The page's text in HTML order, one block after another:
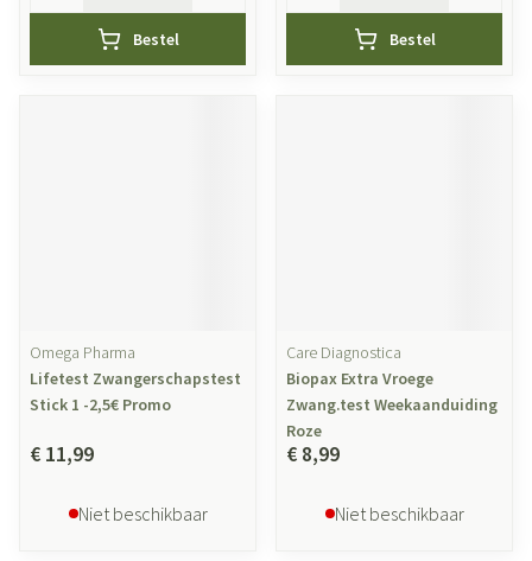
Bestel Bestel
Omega Pharma
Lifetest Zwangerschapstest
Stick 1 -2,5€ Promo
€ 11,99
Niet beschikbaar
Care Diagnostica
Biopax Extra Vroege
Zwang.test Weekaanduiding
Roze
€ 8,99
Niet beschikbaar